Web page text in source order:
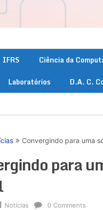
IFRS Ciência da
Laboratórios D.A. C.
Convergindo para uma
para
Notícias 0 Comments